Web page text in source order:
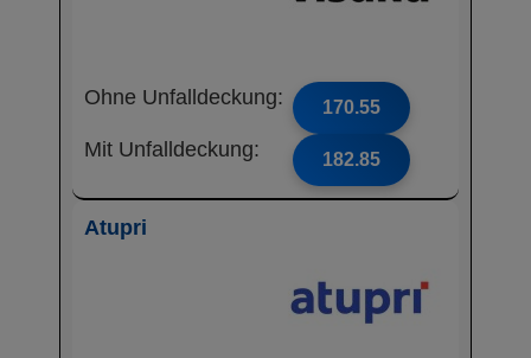
Ohne Unfalldeckung: 170.55
Mit Unfalldeckung: 182.85
Atupri